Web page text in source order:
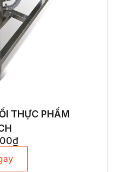
THỰC PHẨM
₫